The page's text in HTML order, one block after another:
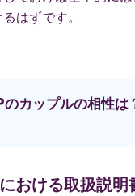
はずです。
カップルの相性は
おける取扱説明